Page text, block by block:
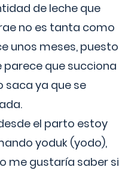
de leche que
no es tanta como
unos meses, puesto
parece que succiona
saca ya que se
el parto estoy
yoduk (yodo),
me gustaría saber si